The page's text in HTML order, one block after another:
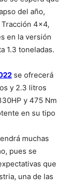
del año,
4×4,
en la versión
1.3 toneladas.
se ofrecerá
y 2.3 litros
y 475 Nm
en su tipo
muchas
pues se
que
una de las